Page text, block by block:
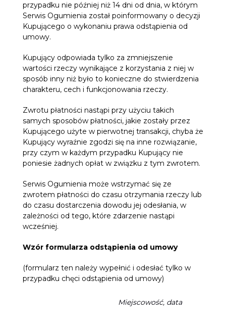
przypadku nie później niż 14 dni od dnia, w którym
Serwis Ogumienia został poinformowany o decyzji
Kupującego o wykonaniu prawa odstąpienia od
umowy.
Kupujący odpowiada tylko za zmniejszenie
wartości rzeczy wynikające z korzystania z niej w
sposób inny niż było to konieczne do stwierdzenia
charakteru, cech i funkcjonowania rzeczy.
Zwrotu płatności nastąpi przy użyciu takich
samych sposobów płatności, jakie zostały przez
Kupującego użyte w pierwotnej transakcji, chyba że
Kupujący wyraźnie zgodzi się na inne rozwiązanie,
przy czym w każdym przypadku Kupujący nie
poniesie żadnych opłat w związku z tym zwrotem.
Serwis Ogumienia może wstrzymać się ze
zwrotem płatności do czasu otrzymania rzeczy lub
do czasu dostarczenia dowodu jej odesłania, w
zależności od tego, które zdarzenie nastąpi
wcześniej.
Wzór formularza odstąpienia od umowy
(formularz ten należy wypełnić i odesłać tylko w
przypadku chęci odstąpienia od umowy)
Miejscowość, data